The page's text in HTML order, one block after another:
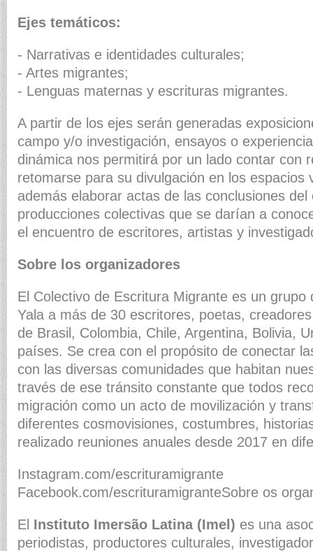
Ejes temáticos:
- Narrativas e identidades culturales;
- Artes migrantes;
- Lenguas maternas y escrituras migrantes.
A partir de los ejes serán generadas
campo y/o investigación, ensayos o
dinámica nos permitirá por un lado contar con
retomarse para su divulgación en los espacios
además elaborar actas de las conclusiones
producciones colectivas que se darían a
el encuentro de escritores, artistas y
Sobre los organizadores
El Colectivo de Escritura Migrante es un grupo
Yala a más de 30 escritores, poetas,
de Brasil, Colombia, Chile, Argentina, Bolivia,
países. Se crea con el propósito de conectar
con las diversas comunidades que habitan
través de ese tránsito constante que todos
migración como un acto de movilización y
diferentes cosmovisiones, costumbres,
realizado reuniones anuales desde 2017 en
Instagram.com/escrituramigrante
Facebook.com/escrituramigranteSobre os
El Instituto Imersão Latina (Imel) es una
periodistas, productores culturales,